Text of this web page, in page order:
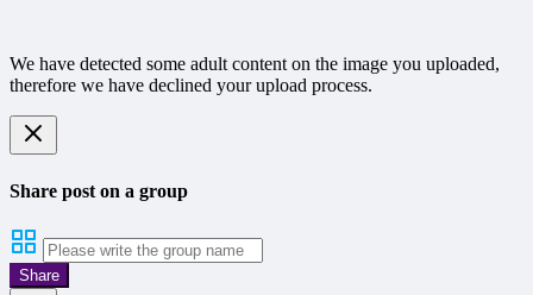
We have detected some adult content on the image you uploaded,
therefore we have declined your upload process.
Share post on a group
Share